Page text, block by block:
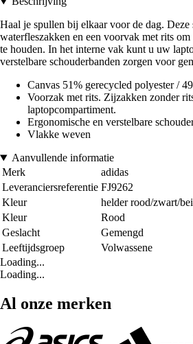
Haal je spullen bij elkaar voor de dag.
waterfleszakken en een voorvak met rits
te houden. In het interne vak kunt u uw
verstelbare schouderbanden zorgen voor
Canvas 51% gerecycled polyester /
Voorzak met rits. Zijzakken zonder
laptopcompartiment.
Ergonomische en verstelbare
Vlakke weven
Aanvullende informatie
Merk
adidas
Leveranciersreferentie FJ9262
Kleur
helder rood/zwart/
Kleur
Rood
Geslacht
Gemengd
Leeftijdsgroep
Volwassene
Loading...
Loading...
Al onze merken